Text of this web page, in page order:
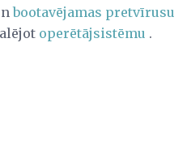
bootavējamas pretvīrusu
operētājsistēmu .